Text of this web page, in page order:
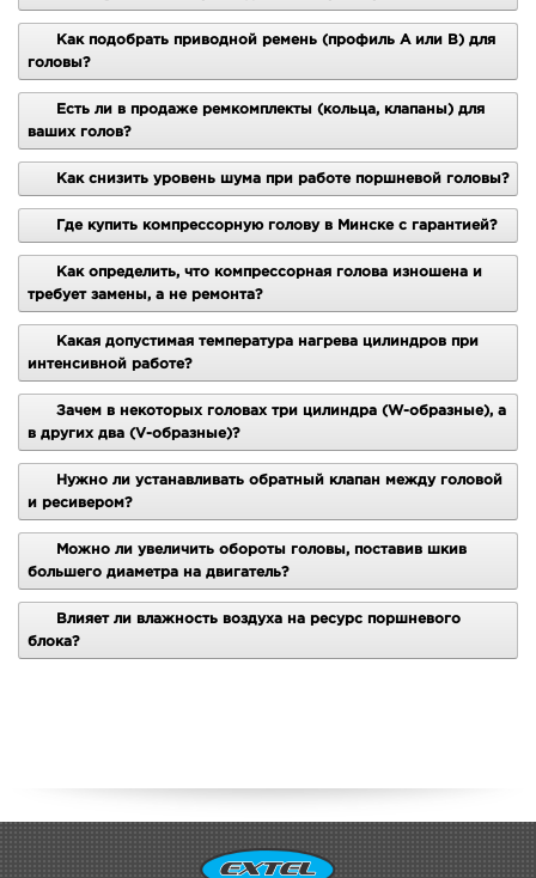
Нет в наличии
1 330руб.
Рейтинг:
ПОДРОБНЕЕ
УВЕДОМИТЬ О ПОЯВЛЕНИИ
3
Нет в наличии
1 750руб.
1 400руб.
Рейтинг:
ПОДРОБНЕЕ
Компрессорная голова
REMEZA LB-75
Под заказ
1 560руб.
Компрессор
EXTEL V-0.9 (WR)
Нет в наличии
1 575руб.
Рейтинг:
Как подобрать приводной ремень (профиль А или B) для
головы?
Есть ли в продаже ремкомплекты (кольца, клапаны) для
ваших голов?
Как снизить уровень шума при работе поршневой головы?
Где купить компрессорную голову в Минске с гарантией?
Как определить, что компрессорная голова изношена и
требует замены, а не ремонта?
Какая допустимая температура нагрева цилиндров при
интенсивной работе?
Зачем в некоторых головах три цилиндра (W-образные), а
в других два (V-образные)?
Нужно ли устанавливать обратный клапан между головой
и ресивером?
Можно ли увеличить обороты головы, поставив шкив
большего диаметра на двигатель?
Влияет ли влажность воздуха на ресурс поршневого
блока?